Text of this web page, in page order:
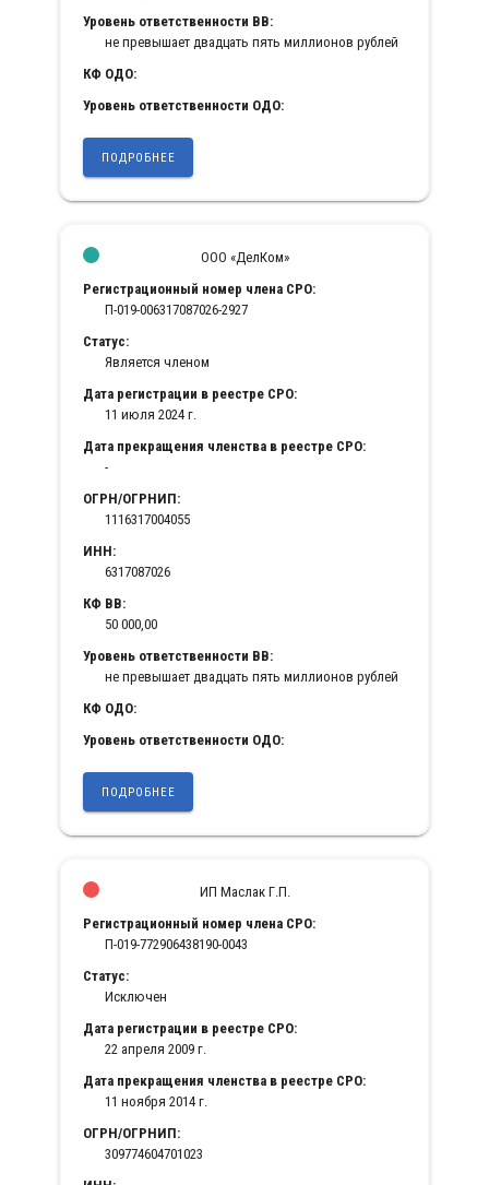
Уровень ответственности ВВ:
не превышает двадцать пять миллионов рублей
КФ ОДО:
Уровень ответственности ОДО:
ПОДРОБНЕЕ
ООО «ДелКом»
Регистрационный номер члена СРО:
П-019-006317087026-2927
Статус:
Является членом
Дата регистрации в реестре СРО:
11 июля 2024 г.
Дата прекращения членства в реестре СРО:
-
ОГРН/ОГРНИП:
1116317004055
ИНН:
6317087026
КФ ВВ:
50 000,00
Уровень ответственности ВВ:
не превышает двадцать пять миллионов рублей
КФ ОДО:
Уровень ответственности ОДО:
ПОДРОБНЕЕ
ИП Маслак Г.П.
Регистрационный номер члена СРО:
П-019-772906438190-0043
Статус:
Исключен
Дата регистрации в реестре СРО:
22 апреля 2009 г.
Дата прекращения членства в реестре СРО:
11 ноября 2014 г.
ОГРН/ОГРНИП:
309774604701023